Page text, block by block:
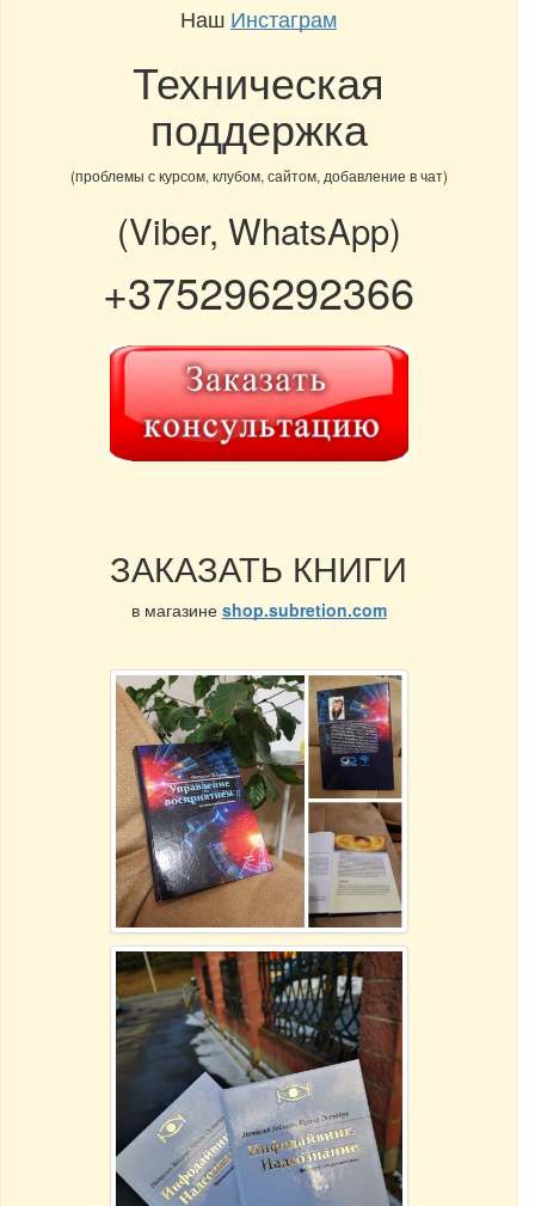
Наш Инстаграм
Техническая
поддержка
(проблемы с курсом, клубом, сайтом, добавление в чат)
(Viber, WhatsApp)
+375296292366
ЗАКАЗАТЬ КНИГИ
в магазине shop.subretion.com